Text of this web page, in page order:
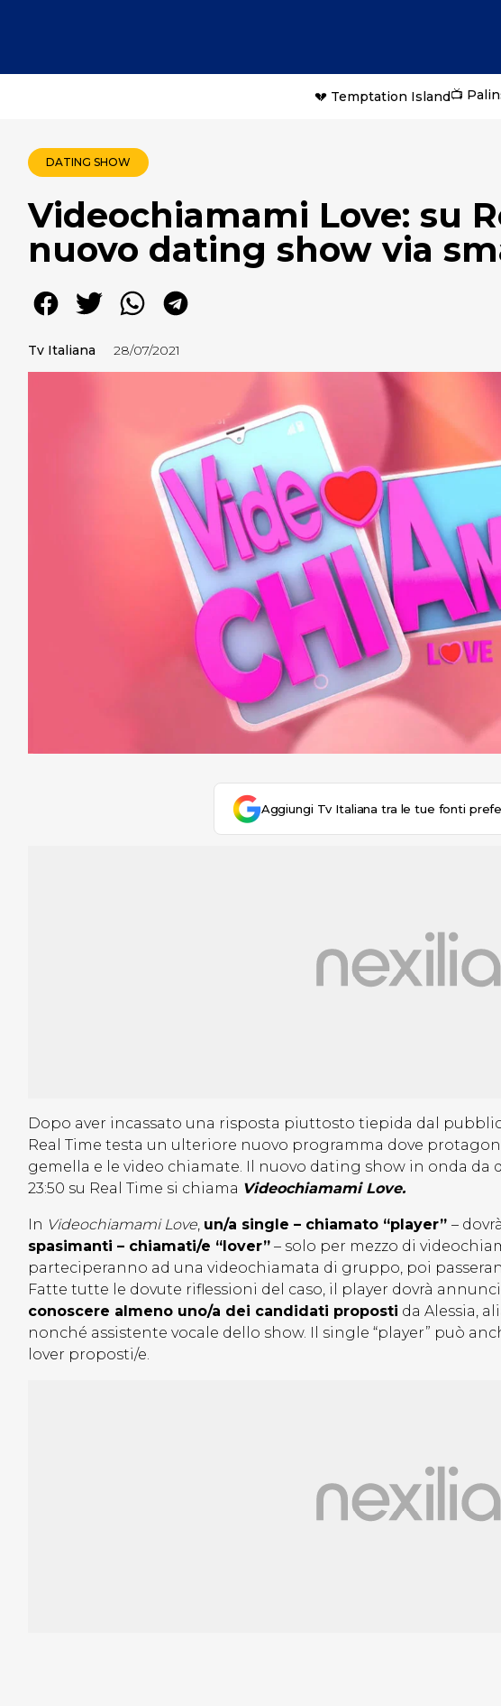
💔 Temptation Island📺
DATING SHOW
Videochiamami Love: su
nuovo dating show via
Tv Italiana 28/07/2021
Aggiungi Tv Italiana tra le tue fonti
Dopo aver incassato una risposta piuttosto tiepida dal
Real Time testa un ulteriore nuovo programma dove
gemella e le video chiamate. Il nuovo dating show in onda da
23:50 su Real Time si chiama Videochiamami Love.
In Videochiamami Love, un/a single – chiamato “player” –
spasimanti – chiamati/e “lover” – solo per mezzo di
parteciperanno ad una videochiamata di gruppo, poi
Fatte tutte le dovute riflessioni del caso, il player dovrà
conoscere almeno uno/a dei candidati proposti da Alessia,
nonché assistente vocale dello show. Il single “player” può
lover proposti/e.